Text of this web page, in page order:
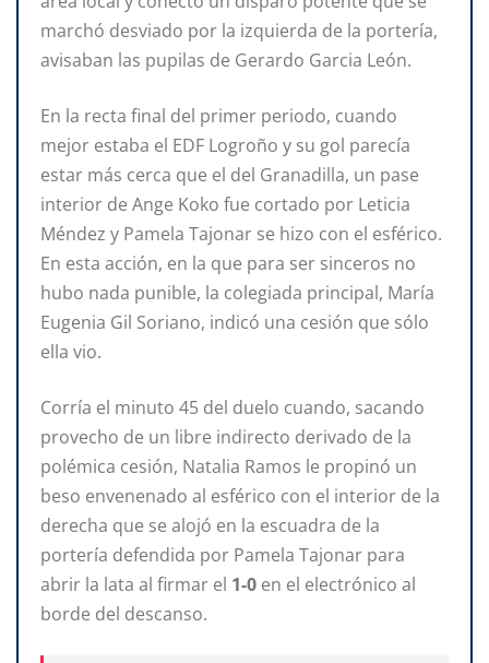
marchó desviado por la izquierda de la portería,
avisaban las pupilas de Gerardo Garcia León.
En la recta final del primer periodo, cuando
mejor estaba el EDF Logroño y su gol parecía
estar más cerca que el del Granadilla, un pase
interior de Ange Koko fue cortado por Leticia
Méndez y Pamela Tajonar se hizo con el esférico.
En esta acción, en la que para ser sinceros no
hubo nada punible, la colegiada principal, María
Eugenia Gil Soriano, indicó una cesión que sólo
ella vio.
Corría el minuto 45 del duelo cuando, sacando
provecho de un libre indirecto derivado de la
polémica cesión, Natalia Ramos le propinó un
beso envenenado al esférico con el interior de la
derecha que se alojó en la escuadra de la
portería defendida por Pamela Tajonar para
abrir la lata al firmar el 1-0 en el electrónico al
borde del descanso.